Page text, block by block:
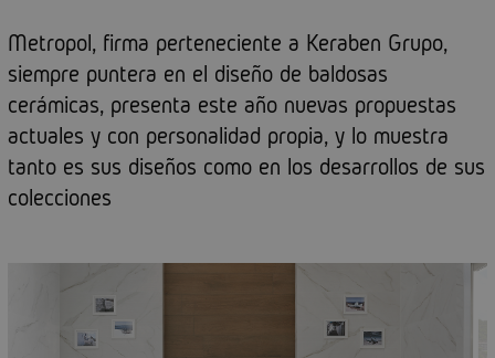
Metropol, firma perteneciente a Keraben Grupo,
siempre puntera en el diseño de baldosas
cerámicas, presenta este año nuevas propuestas
actuales y con personalidad propia, y lo muestra
tanto es sus diseños como en los desarrollos de sus
colecciones